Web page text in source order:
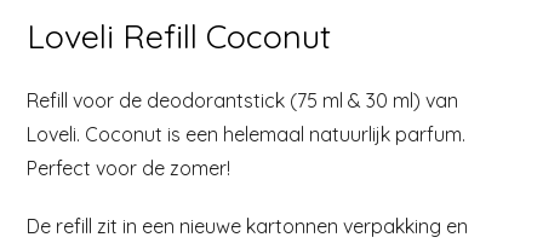
Loveli Refill Coconut
Refill voor de deodorantstick (75 ml & 30 ml) van
Loveli. Coconut is een helemaal natuurlijk parfum.
Perfect voor de zomer!
De refill zit in een nieuwe kartonnen verpakking en